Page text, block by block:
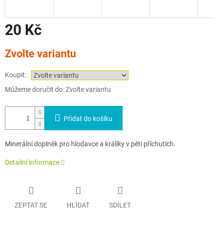
20 Kč
cena:
Zvolte variantu
Koupit:
Můžeme doručit do:Zvolte variantu
Přidat do košíku
Minerální doplněk pro hlodavce a králíky v pěti příchutích.
Detailní informace
ZEPTAT SE HLÍDAT SDÍLET